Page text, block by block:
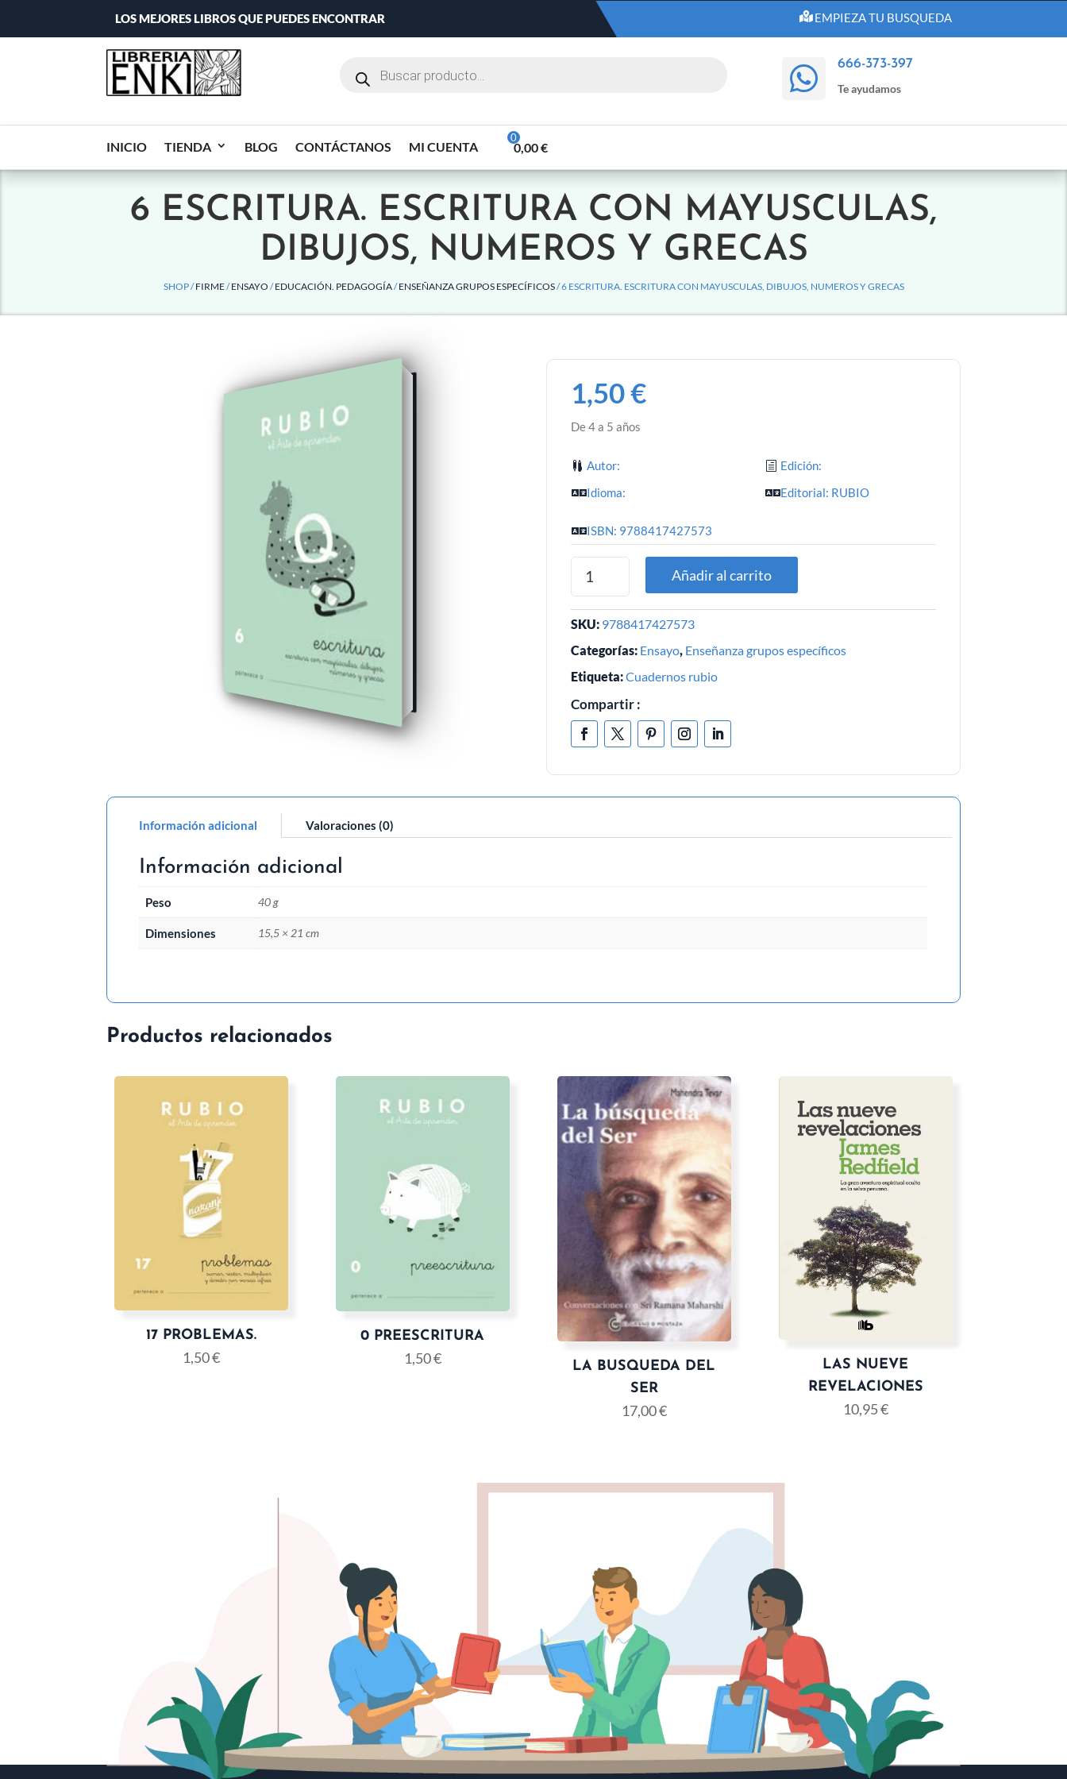
LOS MEJORES LIBROS QUE PUEDES ENCONTRAR EMPIEZA TU BUSQUEDA
 666-373-397
Te ayudamos
INICIO TIENDA BLOG CONTÁCTANOS MI CUENTA 0,00€
6 ESCRITURA. ESCRITURA CON MAYUSCULAS,
DIBUJOS, NUMEROS Y GRECAS
SHOP /FIRME/ENSAYO /EDUCACIÓN. PEDAGOGÍA/ENSEÑANZA GRUPOS ESPECÍFICOS/ 6 ESCRITURA. ESCRITURA CON MAYUSCULAS, DIBUJOS, NUMEROS Y GRECAS
1,50€
De 4 a 5 años
Autor:
Edición:
Idioma:
ISBN: 9788417427573
Editorial: RUBIO
Añadir al carrito
SKU: 9788417427573
Categorías: Ensayo, Enseñanza grupos específicos
Etiqueta:Cuadernos rubio
Compartir :
Información adicional Valoraciones (0)
Información adicional
Peso 40 g
Dimensiones 15,5 × 21 cm
Productos relacionados
17 PROBLEMAS.
1,50€
0 PREESCRITURA
1,50€
LA BUSQUEDA DEL
SER
17,00€
LAS NUEVE
REVELACIONES
10,95€